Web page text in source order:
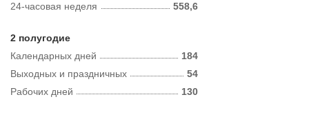
24-часовая неделя
558,6
2 полугодие
Календарных дней
184
Рабочих дней 130
Выходных и праздничных 54